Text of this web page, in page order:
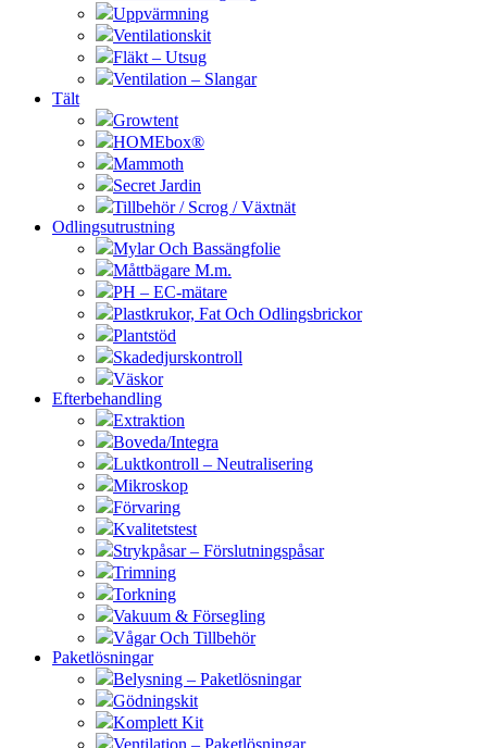
Uppvärmning
Ventilationskit
Fläkt – Utsug
Ventilation – Slangar
Tält
Growtent
HOMEbox®
Mammoth
Secret Jardin
Tillbehör / Scrog / Växtnät
Odlingsutrustning
Mylar Och Bassängfolie
Måttbägare M.m.
PH – EC-mätare
Plastkrukor, Fat Och Odlingsbrickor
Plantstöd
Skadedjurskontroll
Väskor
Efterbehandling
Extraktion
Boveda/Integra
Luktkontroll – Neutralisering
Mikroskop
Förvaring
Kvalitetstest
Strykpåsar – Förslutningspåsar
Trimning
Torkning
Vakuum & Försegling
Vågar Och Tillbehör
Paketlösningar
Belysning – Paketlösningar
Gödningskit
Komplett Kit
Ventilation – Paketlösningar